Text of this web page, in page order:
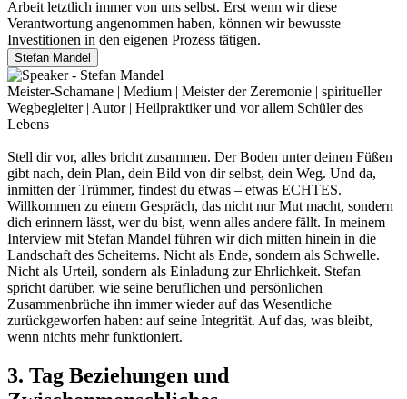
Arbeit letztlich immer von uns selbst. Erst wenn wir diese
Verantwortung angenommen haben, können wir bewusste
Investitionen in den eigenen Prozess tätigen.
Stefan Mandel
Meister-Schamane | Medium | Meister der Zeremonie | spiritueller
Wegbegleiter | Autor | Heilpraktiker und vor allem Schüler des
Lebens
Stell dir vor, alles bricht zusammen. Der Boden unter deinen Füßen
gibt nach, dein Plan, dein Bild von dir selbst, dein Weg. Und da,
inmitten der Trümmer, findest du etwas – etwas ECHTES.
Willkommen zu einem Gespräch, das nicht nur Mut macht, sondern
dich erinnern lässt, wer du bist, wenn alles andere fällt. In meinem
Interview mit Stefan Mandel führen wir dich mitten hinein in die
Landschaft des Scheiterns. Nicht als Ende, sondern als Schwelle.
Nicht als Urteil, sondern als Einladung zur Ehrlichkeit. Stefan
spricht darüber, wie seine beruflichen und persönlichen
Zusammenbrüche ihn immer wieder auf das Wesentliche
zurückgeworfen haben: auf seine Integrität. Auf das, was bleibt,
wenn nichts mehr funktioniert.
3. Tag Beziehungen und